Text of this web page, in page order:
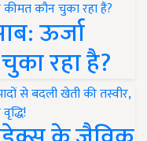
ऊर्जा
रहा है?